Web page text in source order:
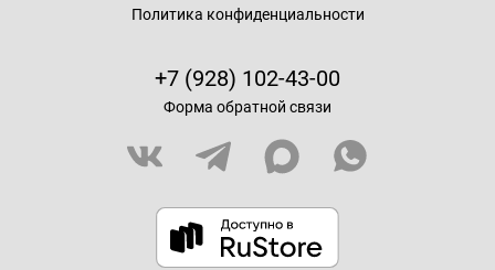
Политика конфиденциальности
+7 (928) 102-43-00
Форма обратной связи